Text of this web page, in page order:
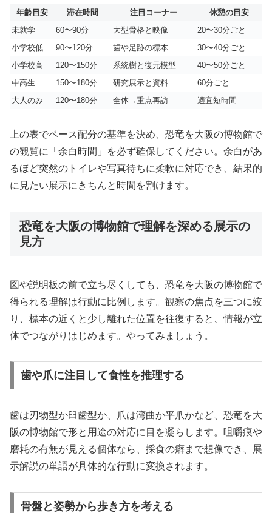
年齢目安 滞在時間 注目コーナー
休憩の目安
未就学
60〜90分 大型骨格と映像
20〜30分ごと
小学校低
90〜120分 歯や足跡の標本
30〜40分ごと
小学校高
120〜150分 系統樹と復元模型
40〜50分ごと
中高生
150〜180分 研究展示と資料
60分ごと
大人のみ
120〜180分 全体→重点再訪 適宜短時間
上の表でペース配分の基準を決め、恐竜を大阪の博物館で
の観覧に「余白時間」を必ず確保してください。余白があ
るほど突然のトイレや写真待ちに柔軟に対応でき、結果的
に見たい展示にきちんと時間を割けます。
恐竜を大阪の博物館で理解を深める展示の
見方
図や説明板の前で立ち尽くしても、恐竜を大阪の博物館で
得られる理解は行動に比例します。観察の焦点を三つに絞
り、標本の近くと少し離れた位置を往復すると、情報が立
体でつながりはじめます。やってみましょう。
歯や爪に注目して食性を推理する
歯は刃物型か臼歯型か、爪は湾曲か平爪かなど、恐竜を大
阪の博物館で形と用途の対応に目を凝らします。咀嚼痕や
磨耗の有無が見える個体なら、採食の癖まで想像でき、展
示解説の単語が具体的な行動に変換されます。
骨盤と姿勢から歩き方を考える